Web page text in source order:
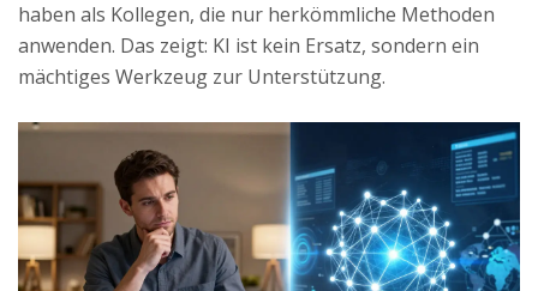
haben als Kollegen, die nur herkömmliche Methoden
anwenden. Das zeigt: KI ist kein Ersatz, sondern ein
mächtiges Werkzeug zur Unterstützung.